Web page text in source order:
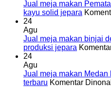
Jual meja makan
kayu solid jepara
24
Agu
Jual meja makan binjai
produksi jepara
24
Agu
Jual meja makan
terbaru Komentar